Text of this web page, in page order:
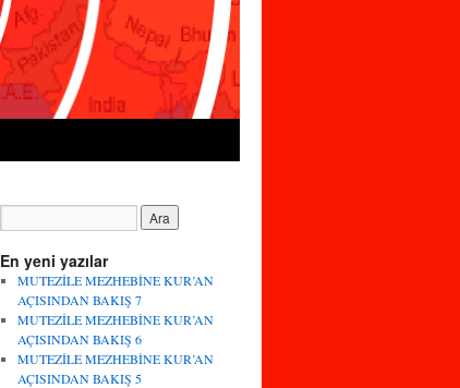
En yeni yazılar
MUTEZİLE MEZHEBİNE KUR’AN
AÇISINDAN BAKIŞ 7
MUTEZİLE MEZHEBİNE KUR’AN
AÇISINDAN BAKIŞ 6
MUTEZİLE MEZHEBİNE KUR’AN
AÇISINDAN BAKIŞ 5